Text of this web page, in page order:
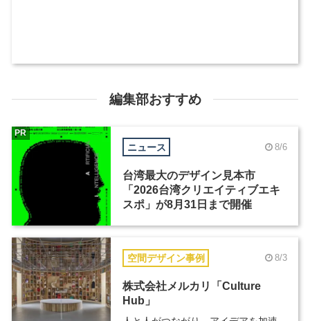
編集部おすすめ
ニュース 8/6
台湾最大のデザイン見本市
「2026台湾クリエイティブエキ
スポ」が8月31日まで開催
PR
空間デザイン事例 8/3
株式会社メルカリ「Culture
Hub」